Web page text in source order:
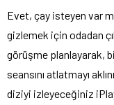
Evet, çay isteyen var
gizlemek için odadan
görüşme planlayarak,
seansını atlatmayı
diziyi izleyeceğiniz